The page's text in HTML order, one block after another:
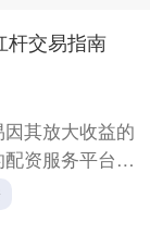
杆交易指南
其放大收益的
资服务平台，
杆交易解决方